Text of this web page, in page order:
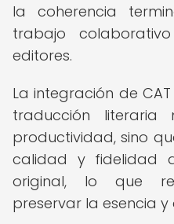
la coherencia
trabajo
editores.
La integración de
traducción
productividad, sino
calidad y fidelidad
original, lo que
preservar la esencia y